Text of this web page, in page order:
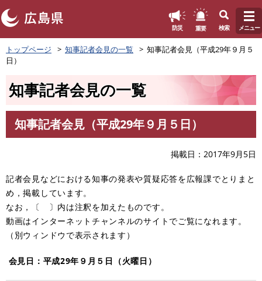
ペ
ー
ジ
。
防災 重要 検索 メニュー
トップページ 知事記者会見の一覧
知事記者会見（平成29年９月５
日）
知事記者会見の一覧
文
知事記者会見（平成29年９月５日）
掲載日 2017年9月5日
記者会見などにおける知事の発表や質疑応答を広報課でとりまと
め，掲載しています。
なお，〔 〕内は注釈を加えたものです。
動画はインターネットチャンネルのサイトでご覧になれます。
（別ウィンドウで表示されます）
会見日：平成29年９月５ 日（火曜日）